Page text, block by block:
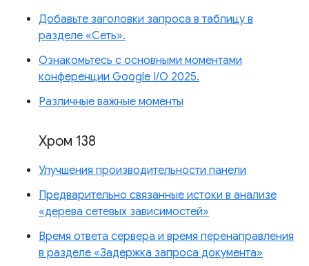
Добавьте заголовки запроса в таблицу в
разделе «Сеть».
Ознакомьтесь с основными моментами
конференции Google I/O 2025.
Различные важные моменты
Хром 138
Улучшения производительности панели
Предварительно связанные истоки в анализе
«дерева сетевых зависимостей»
Время ответа сервера и время перенаправления
в разделе «Задержка запроса документа»